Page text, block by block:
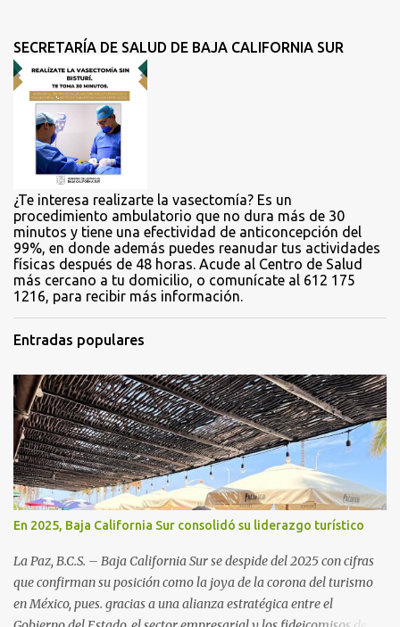
t
a
r
o
SECRETARÍA DE SALUD DE BAJA CALIFORNIA SUR
¿Te interesa realizarte la vasectomía? Es un
procedimiento ambulatorio que no dura más de 30
minutos y tiene una efectividad de anticoncepción del
99%, en donde además puedes reanudar tus actividades
físicas después de 48 horas. Acude al Centro de Salud
más cercano a tu domicilio, o comunícate al 612 175
1216, para recibir más información.
Entradas populares
En 2025, Baja California Sur consolidó su liderazgo turístico
La Paz, B.C.S. – Baja California Sur se despide del 2025 con cifras
que confirman su posición como la joya de la corona del turismo
en México, pues. gracias a una alianza estratégica entre el